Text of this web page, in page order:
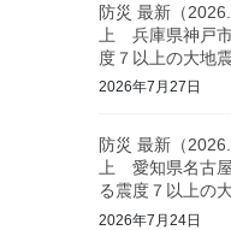
防災 最新（
上 兵庫県神戸
度７以上の大地
2026年7月27日
防災 最新（
上 愛知県名古
る震度７以上の
2026年7月24日